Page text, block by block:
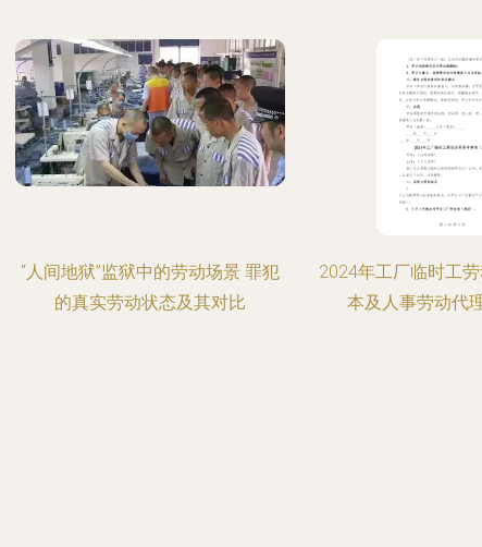
“人间地狱”监狱中的劳动场景 罪犯
的真实劳动状态及其对比
2024年工厂临时工
本及人事劳动代